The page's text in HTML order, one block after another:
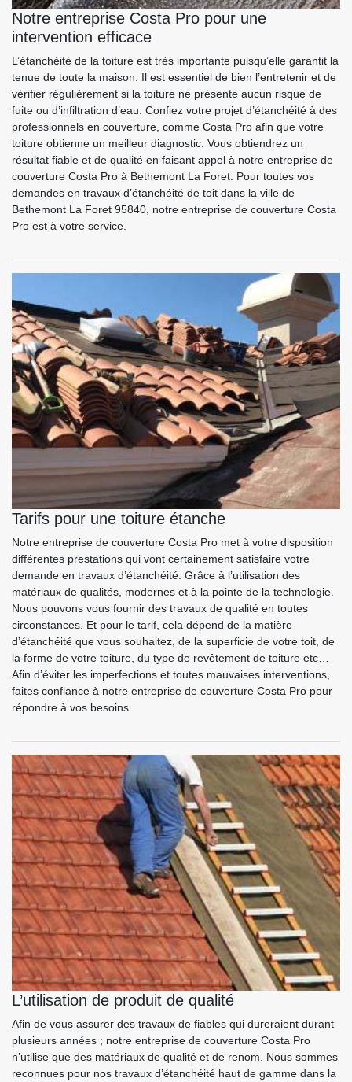
Notre entreprise Costa Pro pour une
intervention efficace
L’étanchéité de la toiture est très importante puisqu’elle garantit la
tenue de toute la maison. Il est essentiel de bien l’entretenir et de
vérifier régulièrement si la toiture ne présente aucun risque de
fuite ou d’infiltration d’eau. Confiez votre projet d’étanchéité à des
professionnels en couverture, comme Costa Pro afin que votre
toiture obtienne un meilleur diagnostic. Vous obtiendrez un
résultat fiable et de qualité en faisant appel à notre entreprise de
couverture Costa Pro à Bethemont La Foret. Pour toutes vos
demandes en travaux d’étanchéité de toit dans la ville de
Bethemont La Foret 95840, notre entreprise de couverture Costa
Pro est à votre service.
Tarifs pour une toiture étanche
Notre entreprise de couverture Costa Pro met à votre disposition
différentes prestations qui vont certainement satisfaire votre
demande en travaux d’étanchéité. Grâce à l’utilisation des
matériaux de qualités, modernes et à la pointe de la technologie.
Nous pouvons vous fournir des travaux de qualité en toutes
circonstances. Et pour le tarif, cela dépend de la matière
d’étanchéité que vous souhaitez, de la superficie de votre toit, de
la forme de votre toiture, du type de revêtement de toiture etc…
Afin d’éviter les imperfections et toutes mauvaises interventions,
faites confiance à notre entreprise de couverture Costa Pro pour
répondre à vos besoins.
L’utilisation de produit de qualité
Afin de vous assurer des travaux de fiables qui dureraient durant
plusieurs années ; notre entreprise de couverture Costa Pro
n’utilise que des matériaux de qualité et de renom. Nous sommes
reconnues pour nos travaux d’étanchéité haut de gamme dans la